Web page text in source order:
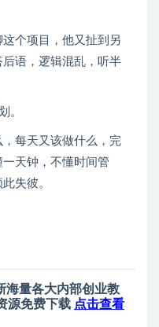
个项目，他又扯到另
语，逻辑混乱，听半
。
每天又该做什么，完
天钟，不懂时间管
失彼。
海量各大内部创业教
源免费下载 点击查看